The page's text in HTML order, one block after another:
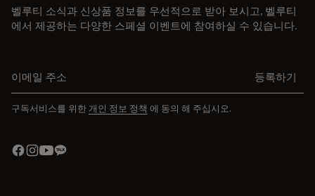
벨루티 소식과 신상품 정보를 우선적으로 받아 보시고, 벨루티
에서 제공하는 다양한 스페셜 이벤트에 참여하실 수 있습니다.
등록하기
구독서비스를 위한 개인 정보 정책 에 동의 해 주십시오.